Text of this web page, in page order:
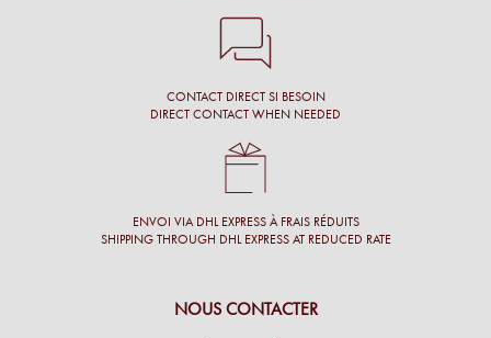
CONTACT DIRECT SI BESOIN
DIRECT CONTACT WHEN NEEDED
ENVOI VIA DHL EXPRESS À FRAIS RÉDUITS
SHIPPING THROUGH DHL EXPRESS AT REDUCED RATE
NOUS CONTACTER